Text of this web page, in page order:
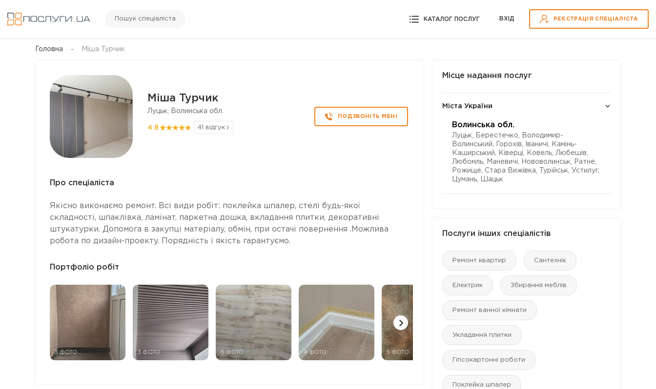
Пошук спеціаліста КАТАЛОГ ПОСЛУГ ВХІД РЕЄСТРАЦІЯ СПЕЦІАЛІСТА
Головна Міша Турчик
Міша Турчик
Луцьк, Волинська обл.
4.8 41 відгук
ПОДЗВОНІТЬ МЕНІ
Про спеціаліста
Якісно виконаємо ремонт. Всі види робіт: поклейка шпалер, стелі будь-якої
складності, шпаклівка, ламінат, паркетна дошка, вкладання плитки, декоративні
штукатурки. Допомога в закупці матеріалу, обмін, при остачі повернення .Можлива
робота по дизайн-проекту. Порядність і якість гарантуємо.
Портфоліо робіт
3 ФОТО 3 ФОТО 6 ФОТО 4 ФОТО 5 ФОТО
Місце надання послуг
Міста України
Волинська обл.
Луцьк, Берестечко, Володимир-
Волинський, Горохів, Іваничі, Камінь-
Каширський, Ківерці, Ковель, Любешів,
Любомль, Маневичі, Нововолинськ, Ратне,
Рожище, Стара Вижівка, Турійськ, Устилуг,
Цумань, Шацьк
Послуги інших спеціалістів
Ремонт квартир Сантехнік
Електрик Збирання меблів
Ремонт ванної кімнати
Укладання плитки
Гіпсокартонні роботи
Поклейка шпалер